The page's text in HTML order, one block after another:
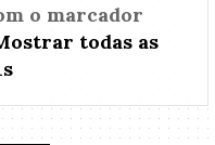
o marcador
todas as